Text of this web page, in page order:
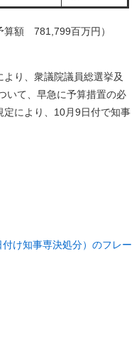
額 781,799百万円）
り、衆議院議員総選挙及
いて、早急に予算措置の必
により、10月9日付で知事
け知事専決処分）のフレー